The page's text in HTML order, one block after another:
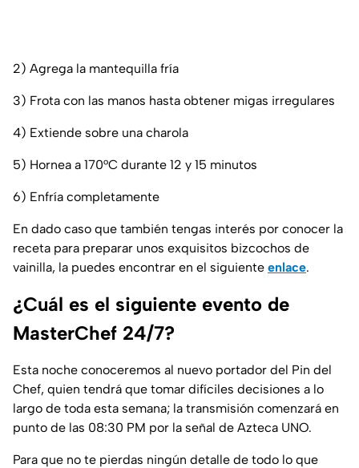
2) Agrega la mantequilla fría
3) Frota con las manos hasta obtener migas irregulares
4) Extiende sobre una charola
5) Hornea a 170°C durante 12 y 15 minutos
6) Enfría completamente
En dado caso que también tengas interés por conocer la
receta para preparar unos exquisitos bizcochos de
vainilla, la puedes encontrar en el siguiente enlace.
¿Cuál es el siguiente evento de
MasterChef 24/7?
Esta noche conoceremos al nuevo portador del Pin del
Chef, quien tendrá que tomar difíciles decisiones a lo
largo de toda esta semana; la transmisión comenzará en
punto de las 08:30 PM por la señal de Azteca UNO.
Para que no te pierdas ningún detalle de todo lo que